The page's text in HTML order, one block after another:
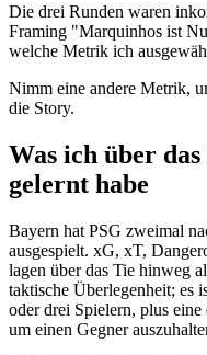
Die drei Runden waren
Framing "Marquinhos ist
welche Metrik ich
Nimm eine andere Metrik,
die Story.
Was ich über
gelernt habe
Bayern hat PSG zweimal
ausgespielt. xG, xT,
lagen über das Tie hinweg
taktische Überlegenheit; es
oder drei Spielern, plus
um einen Gegner